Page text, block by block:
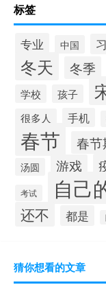
标签
专业 中国
冬天 冬季
学校
孩子
很多人 手机
春节 春节
汤圆 游戏
考试 自己
还不 都是
猜你想看的文章